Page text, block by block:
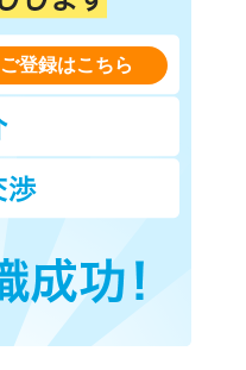
ご登録はこちら